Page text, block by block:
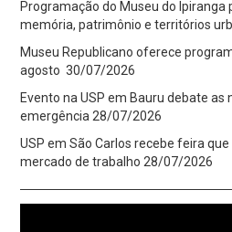
Programação do Museu do Ipiranga
memória, patrimônio e territórios
Museu Republicano oferece
agosto 30/07/2026
Evento na USP em Bauru debate as
emergência 28/07/2026
USP em São Carlos recebe feira
mercado de trabalho 28/07/2026